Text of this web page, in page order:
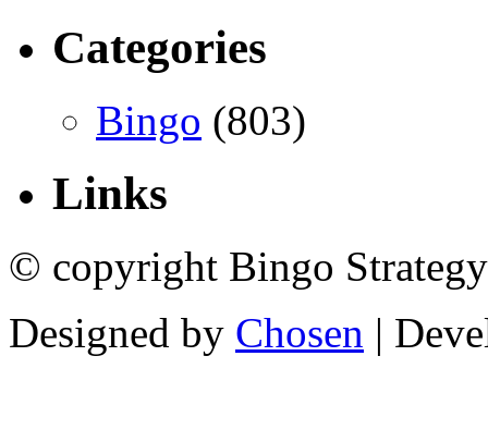
Categories
Bingo (803)
Links
© copyright Bingo
Designed by Chosen |